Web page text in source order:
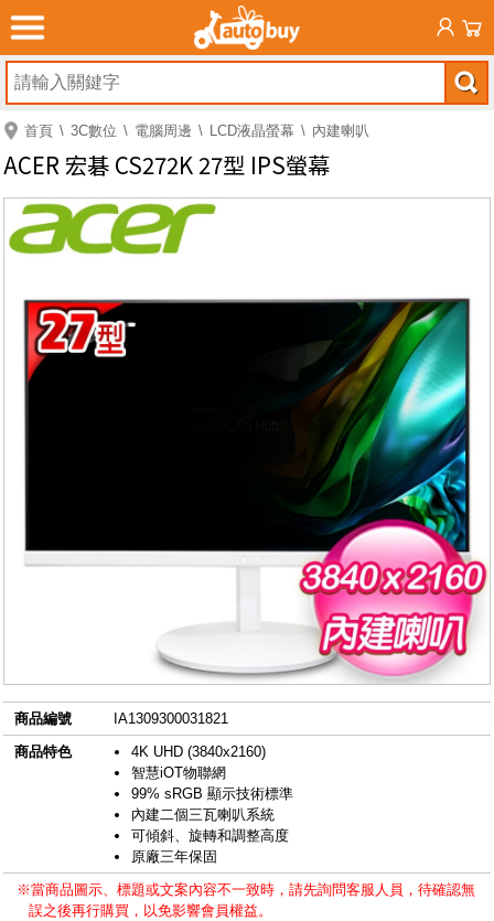
首頁 3C數位 電腦周邊 LCD液晶螢幕 內建喇叭
ACER 宏碁 CS272K 27型 IPS螢幕
商品編號
IA1309300031821
商品特色
4K UHD (3840x2160)
智慧iOT物聯網
99% sRGB 顯示技術標準
內建二個三瓦喇叭系統
可傾斜、旋轉和調整高度
原廠三年保固
※當商品圖示、標題或文案內容不一致時，請先詢問客服人員，待確認無
誤之後再行購買，以免影響會員權益。